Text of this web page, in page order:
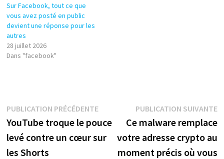
Sur Facebook, tout ce que
vous avez posté en public
devient une réponse pour les
autres
28 juillet 2026
Dans "facebook"
Navigation
de
l’article
PUBLICATION PRÉCÉDENTEPublication
précédente :
YouTube troque le pouce
levé contre un cœur sur
les Shorts
PUBLICATION SUIVANTE
Ce malware remplace
votre adresse crypto au
moment précis où vous